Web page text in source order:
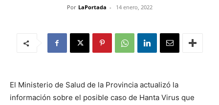
Por LaPortada - 14 enero, 2022
El Ministerio de Salud de la Provincia actualizó la
información sobre el posible caso de Hanta Virus que